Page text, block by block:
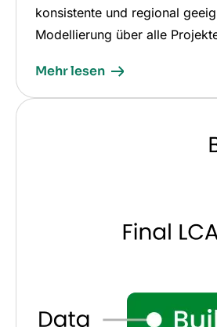
konsistente und regional
Modellierung über alle
Mehr lesen